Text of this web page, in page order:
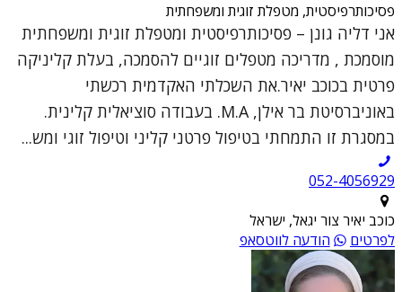
פסיכותרפיסטית, מטפלת זוגית ומשפחתית
אני דליה גונן – פסיכותרפיסטית ומטפלת זוגית ומשפחתית
מוסמכת , מדריכה מטפלים זוגיים להסמכה, בעלת קליניקה
פרטית בכוכב יאיר.את השכלתי האקדמית רכשתי
באוניברסיטת בר אילן, M.A. בעבודה סוציאלית קלינית.
במסגרת זו התמחתי בטיפול פרטני קליני וטיפול זוגי ומש...
052-4056929
כוכב יאיר צור יגאל, ישראל
לפרטים
הודעה לווטסאפ